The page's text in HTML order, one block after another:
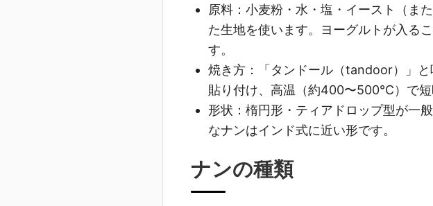
原料 ：小麦粉・水・塩・イースト（ま
た生地を使います。ヨーグルトが入る
す。
焼き方 ：「タンドール（tandoor）」
貼り付け、高温（約400〜500℃）で短
形状 ：楕円形・ティアドロップ型が一
なナンはインド式に近い形です。
ナンの種類